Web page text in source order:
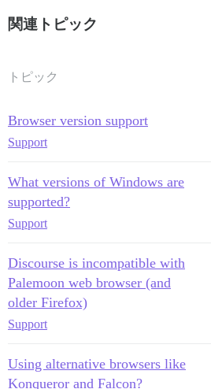
関連トピック
トピック
Browser version support
Support
What versions of Windows are
supported?
Support
Discourse is incompatible with
Palemoon web browser (and
older Firefox)
Support
Using alternative browsers like
Konqueror and Falcon?